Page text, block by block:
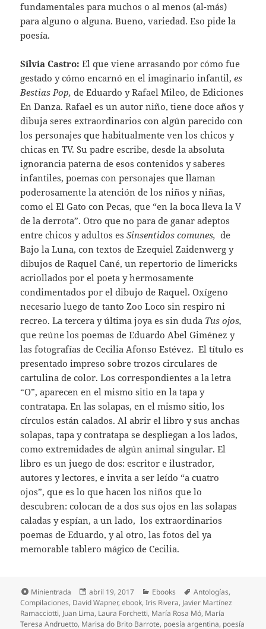
fundamentales para muchos o al menos (al-más)
para alguno o alguna. Bueno, variedad. Eso pide la
poesía.
Silvia Castro:El que viene arrasando por cómo fue
gestado y cómo encarnó en el imaginario infantil,es
Bestias Pop, de Eduardo y Rafael Mileo, de Ediciones
En Danza. Rafael es un autor niño, tiene doce años y
dibuja seres extraordinarios con algún parecido con
los personajes que habitualmente ven los chicos y
chicas en TV. Su padre escribe, desde la absoluta
ignorancia paterna de esos contenidos y saberes
infantiles, poemas con personajes que llaman
poderosamente la atención de los niños y niñas,
como el El Gato con Pecas, que “en la boca lleva la V
de la derrota”. Otro que no para de ganar adeptos
entre chicos y adultos esSinsentidos comunes, de
Bajo la Luna, con textos de Ezequiel Zaidenwerg y
dibujos de Raquel Cané, un repertorio de limericks
acriollados por el poeta y hermosamente
condimentados por el dibujo de Raquel. Oxígeno
necesario luego de tanto Zoo Loco sin respiro ni
recreo. La tercera y última joya es sin duda Tus ojos,
que reúne los poemas de Eduardo Abel Giménez y
las fotografías de Cecilia Afonso Estévez. El título es
presentado impreso sobre trozos circulares de
cartulina de color. Los correspondientes a la letra
“O”, aparecen en el mismo sitio en la tapa y
contratapa. En las solapas, en el mismo sitio, los
círculos están calados. Al abrir el libro y sus anchas
solapas, tapa y contratapa se despliegan a los lados,
como extremidades de algún animal singular. El
libro es un juego de dos: escritor e ilustrador,
autores y lectores, e invita a ser leído “a cuatro
ojos”, que es lo que hacen los niños que lo
descubren: colocan de a dos sus ojos en las solapas
caladas y espían, a un lado, los extraordinarios
poemas de Eduardo, y al otro, las fotos del ya
memorable tablero mágico de Cecilia.
Formato
Minientrada
Publicado
el
abril 19, 2017 Categorías
Ebooks Etiquetas
Antologías,
Compilaciones, David Wapner,ebook,Iris Rivera, Javier Martínez
Ramacciotti, Juan Lima, Laura Forchetti, María Rosa Mó, María
Teresa Andruetto, Marisa do Brito Barrote, poesía argentina, poesía